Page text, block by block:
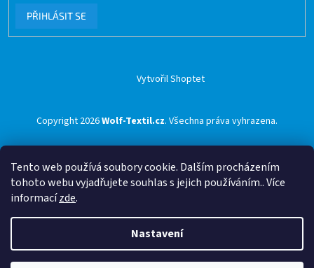
Tento web používá soubory cookie. Dalším procházením
tohoto webu vyjadřujete souhlas s jejich používáním.. Více
informacízde.
Nastavení
PŘIHLÁSIT SE
Vytvořil Shoptet
Copyright 2026Wolf-Textil.cz. Všechna práva vyhrazena.